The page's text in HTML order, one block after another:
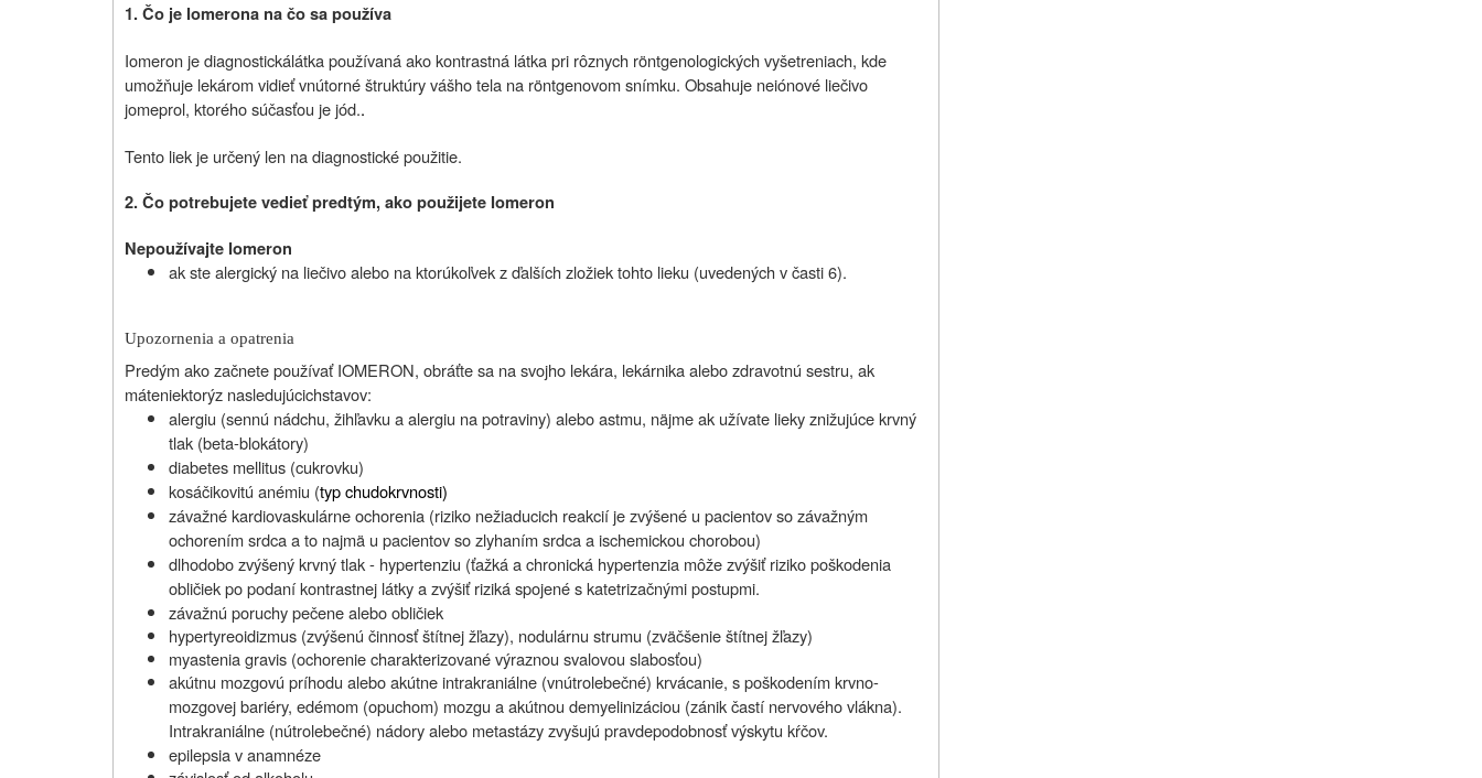
1. Čo je Iomerona na čo sa používa
Iomeron je diagnostickálátka používaná ako kontrastná látka pri rôznych röntgenologických vyšetreniach, kde
umožňuje lekárom vidieť vnútorné štruktúry vášho tela na röntgenovom snímku. Obsahuje neiónové liečivo
jomeprol, ktorého súčasťou je jód..
Tento liek je určený len na diagnostické použitie.
2. Čo potrebujete vedieť predtým, ako použijete Iomeron
Nepoužívajte Iomeron
ak ste alergický na liečivo alebo na ktorúkoľvek z ďalších zložiek tohto lieku (uvedených v časti 6).
Upozornenia a opatrenia
Predým ako začnete používať IOMERON, obráťte sa na svojho lekára, lekárnika alebo zdravotnú sestru, ak
máteniektorýz nasledujúcichstavov:
alergiu (sennú nádchu, žihľavku a alergiu na potraviny) alebo astmu, näjme ak užívate lieky znižujúce krvný
tlak (beta-blokátory)
diabetes mellitus (cukrovku)
kosáčikovitú anémiu (typ chudokrvnosti)
závažné kardiovaskulárne ochorenia (riziko nežiaducich reakcií je zvýšené u pacientov so závažným
ochorením srdca a to najmä u pacientov so zlyhaním srdca a ischemickou chorobou)
dlhodobo zvýšený krvný tlak - hypertenziu (ťažká a chronická hypertenzia môže zvýšiť riziko poškodenia
obličiek po podaní kontrastnej látky a zvýšiť riziká spojené s katetrizačnými postupmi.
závažnú poruchy pečene alebo obličiek
hypertyreoidizmus (zvýšenú činnosť štítnej žľazy), nodulárnu strumu (zväčšenie štítnej žľazy)
myastenia gravis (ochorenie charakterizované výraznou svalovou slabosťou)
akútnu mozgovú príhodu alebo akútne intrakraniálne (vnútrolebečné) krvácanie, s poškodením krvno-
mozgovej bariéry, edémom (opuchom) mozgu a akútnou demyelinizáciou (zánik častí nervového vlákna).
Intrakraniálne (nútrolebečné) nádory alebo metastázy zvyšujú pravdepodobnosť výskytu kŕčov.
epilepsia v anamnéze